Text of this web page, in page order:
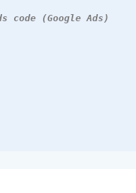
code (Google Ads)